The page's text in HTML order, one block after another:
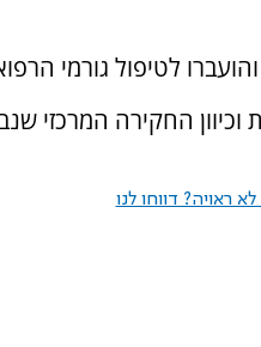
וכיוון החקירה המרכזי
ראויה? דווחו לנו